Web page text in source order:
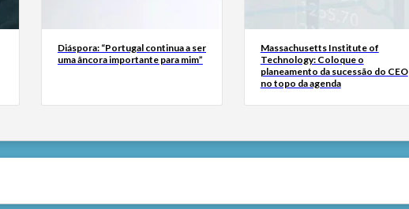
Diáspora: “Portugal continua a ser
uma âncora importante para mim”
Massachusetts Institute of
Technology: Coloque o
planeamento da sucessão do CEO
no topo da agenda